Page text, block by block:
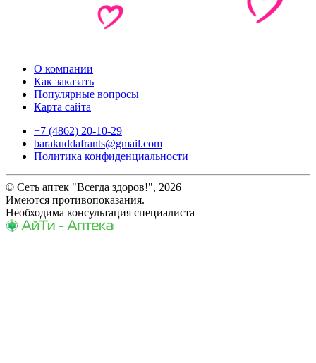
О компании
Как заказать
Популярные вопросы
Карта сайта
+7 (4862) 20-10-29
barakuddafrants@gmail.com
Политика конфиденциальности
© Сеть аптек "Всегда здоров!", 2026
Имеются противопоказания.
Необходима консультация специалиста